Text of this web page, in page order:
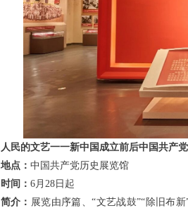
人民的文艺一一新中国成立前后中国共产
地点： 中国共产党历史展览馆
时间： 6月28日起
简介： 展览由序篇、“文艺战鼓”“除旧布